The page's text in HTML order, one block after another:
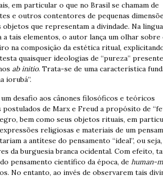
em particular o que no Brasil se chamam de
e outros contentores de pequenas
que representam a divindade. Na
a tais elementos, o autor lança um olhar sobre
na composição da estética ritual,
quaisquer ideologias de “pureza”
ab initio. Trata-se de uma característica
iorubá”.
desafio aos cânones filosóficos e teóricos
de Marx e Freud a propósito de
bem como seus objetos rituais, em
religiosas e materiais de um
a antítese do pensamento “ideal”, ou seja,
da burguesia branca ocidental. Com efeito,
pensamento científico da época, de human-
No entanto, ao invés de observarem tais